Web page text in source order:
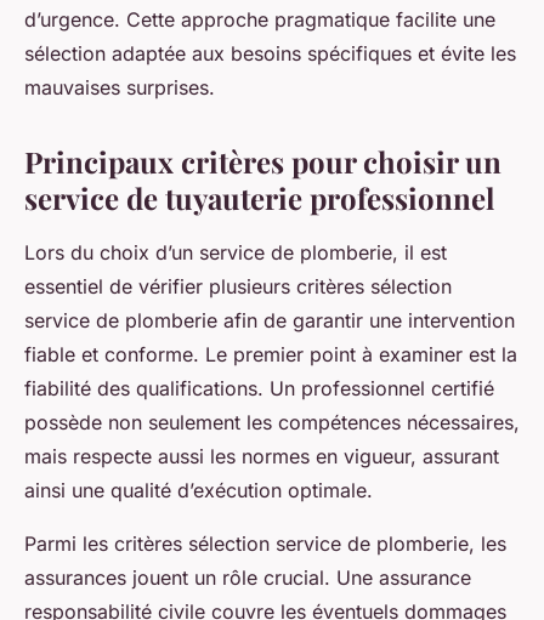
d’urgence. Cette approche pragmatique facilite une
sélection adaptée aux besoins spécifiques et évite les
mauvaises surprises.
Principaux critères pour choisir un
service de tuyauterie professionnel
Lors du choix d’un service de plomberie, il est
essentiel de vérifier plusieurs critères sélection
service de plomberie afin de garantir une intervention
fiable et conforme. Le premier point à examiner est la
fiabilité des qualifications. Un professionnel certifié
possède non seulement les compétences nécessaires,
mais respecte aussi les normes en vigueur, assurant
ainsi une qualité d’exécution optimale.
Parmi les critères sélection service de plomberie, les
assurances jouent un rôle crucial. Une assurance
responsabilité civile couvre les éventuels dommages